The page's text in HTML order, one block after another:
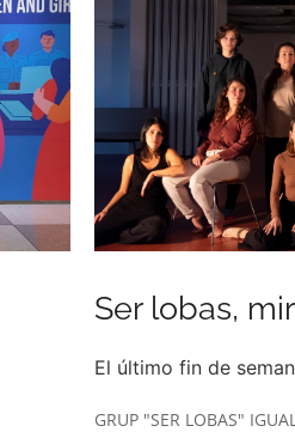
Ser lobas,
El último fin de
GRUP "SER LOBAS"